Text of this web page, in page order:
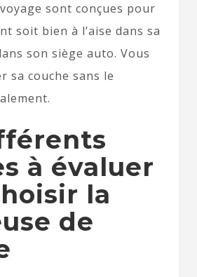
sont conçues pour
soit bien à l’aise dans sa
son siège auto. Vous
sa couche sans le
à évaluer
la
de